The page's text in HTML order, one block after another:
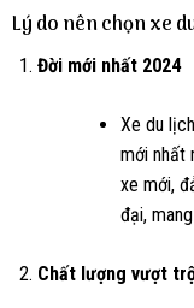
Lý do nên chọn xe
Đời mới nhất 2024
Xe du
mới nhất
xe mới,
đại,
Chất lượng vượt